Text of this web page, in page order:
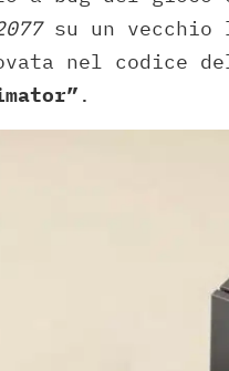
su un
nel codice
.